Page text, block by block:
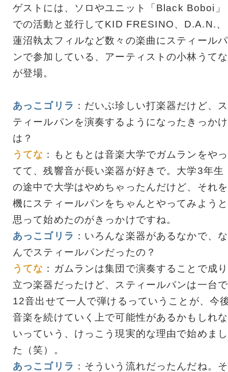
ゲストには、ソロやユニット「Black Boboi」
での活動と並行してKID FRESINO、D.A.N.、
蓮沼執太フィルなど数々の楽曲にスティールパ
ンで参加している、アーティストの小林うてな
が登場。
あっこゴリラ ：だいぶ珍しい打楽器だけど、ス
ティールパンを演奏するようになったきっかけ
は？
うてな ：もともとは音楽大学でガムランをやっ
てて、残響音が長い楽器が好きで。大学3年生
の途中で大学はやめちゃったんだけど、それを
機にスティールパンをちゃんとやってみようと
思って始めたのがきっかけですね。
あっこゴリラ ：いろんな楽器があるなかで、な
んでスティールパンだったの？
うてな ：ガムランは集団で演奏することで成り
立つ楽器だったけど、スティールパンは一台で
12音出せて一人で弾けるっていうことが、今
音楽を続けていく上で可能性があるかもしれな
いっていう、けっこう現実的な理由で始めまし
た（笑）。
あっこゴリラ ：そういう流れだったんだね。そ